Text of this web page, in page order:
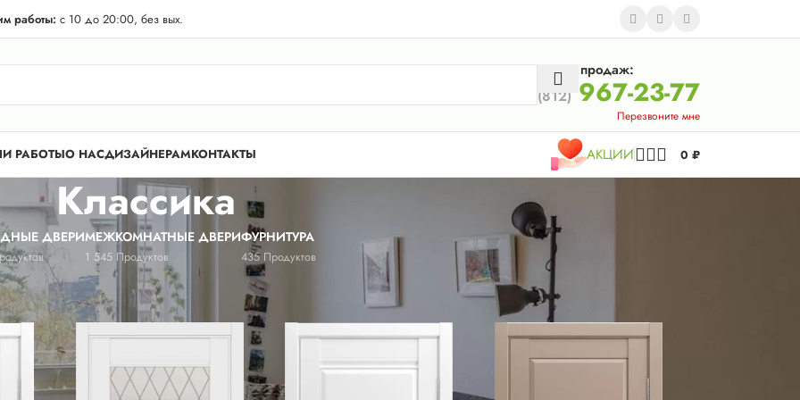
Лен. области! Бесплатная доставка в 50 км. от КАД.
работы: с 10 до 20:00, без вых.
Отдел продаж:
(812) 967-23-77
Перезвоните мне
РАБОТЫО НАСДИЗАЙНЕРАМКОНТАКТЫ АКЦИИ 0 ₽
Классика
ДВЕРИМЕЖКОМНАТНЫЕ ДВЕРИ
1 545 Продуктов
ФУРНИТУРА
435 Продуктов
/Классика